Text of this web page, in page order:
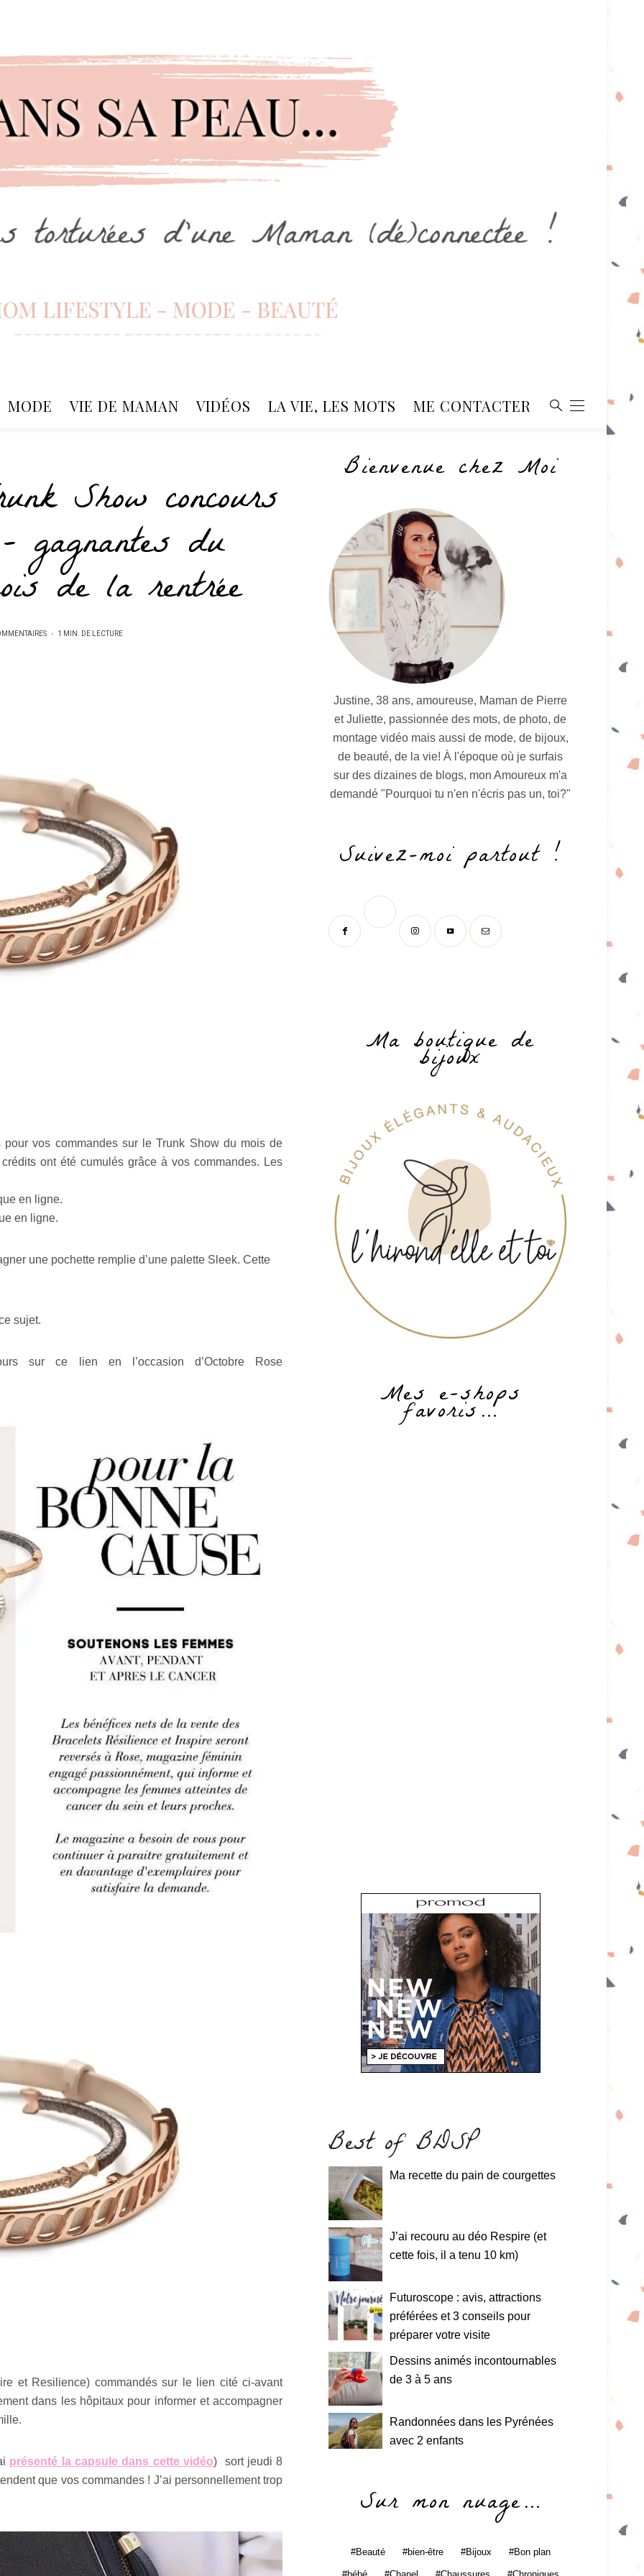
MODE VIE DE MAMAN VIDÉOS LA VIE, LES MOTS ME CONTACTER
Show concours
gagnantes du
de la rentrée
1 MIN. DE LECTURE
vos commandes sur le Trunk Show du mois de
ont été cumulés grâce à vos commandes. Les
en ligne.
en ligne.
une pochette remplie d’une palette Sleek. Cette
sujet.
sur ce lien en l’occasion d’Octobre Rose
et Resilience) commandés sur le lien cité ci-avant
dans les hôpitaux pour informer et accompagner
présenté la capsule dans cette vidéo) sort jeudi 8
que vos commandes ! J’ai personnellement trop
Bienvenue chez Moi
Justine, 38 ans, amoureuse, Maman de Pierre
et Juliette, passionnée des mots, de photo, de
montage vidéo mais aussi de mode, de bijoux,
de beauté, de la vie! À l'époque où je surfais
sur des dizaines de blogs, mon Amoureux m'a
demandé "Pourquoi tu n'en n'écris pas un, toi?"
Suivez-moi partout !
Ma boutique de
bijoux
Mes e-shops
favoris…
Best of BDSP
Ma recette du pain de courgettes
J’ai recouru au déo Respire (et
cette fois, il a tenu 10 km)
Futuroscope : avis, attractions
préférées et 3 conseils pour
préparer votre visite
Dessins animés incontournables
de 3 à 5 ans
Randonnées dans les Pyrénées
avec 2 enfants
Sur mon nuage…
Beauté bien-être Bijoux Bon plan